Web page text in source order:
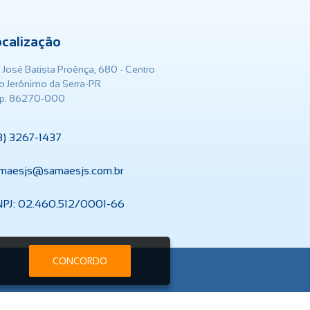
José Batista Proênça, 680 - Centro
Jerônimo da Serra-PR
86270-000
3267-1437
02.460.512/0001-66
CONCORDO